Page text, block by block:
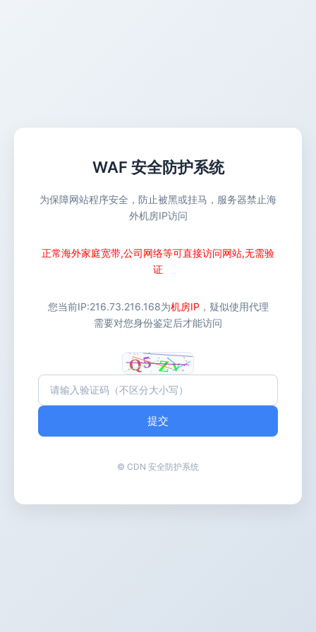
WAF 安全防护系统
为保障网站程序安全，防止被黑或挂马，服务器禁止海
外机房IP访问
正常海外家庭宽带,公司网络等可直接访问网站,无需验
证
您当前IP:216.73.216.168为机房IP ，疑似使用代理
需要对您身份鉴定后才能访问
提交
© CDN 安全防护系统